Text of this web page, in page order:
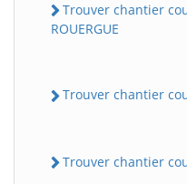
Trouver chantier
ROUERGUE
Trouver chantier
Trouver chantier